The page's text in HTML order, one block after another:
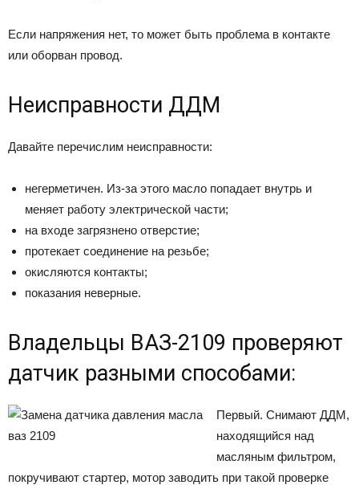
Если напряжения нет, то может быть проблема в контакте
или оборван провод.
Неисправности ДДМ
Давайте перечислим неисправности:
негерметичен. Из-за этого масло попадает внутрь и
меняет работу электрической части;
на входе загрязнено отверстие;
протекает соединение на резьбе;
окисляются контакты;
показания неверные.
Владельцы ВАЗ-2109 проверяют
датчик разными способами:
Первый. Снимают ДДМ,
находящийся над
масляным фильтром,
покручивают стартер, мотор заводить при такой проверке